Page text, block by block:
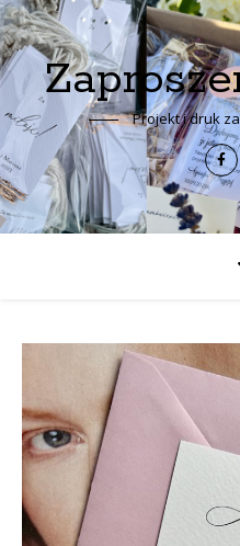
Projekt i druk